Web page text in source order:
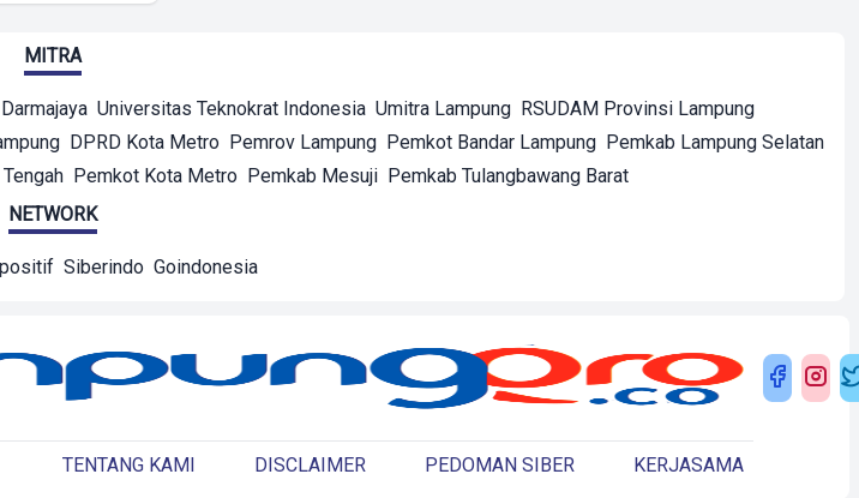
MITRA
Darmajaya Universitas Teknokrat Indonesia Umitra Lampung RSUDAM Provinsi Lampung
DPRD Kota Metro Pemrov Lampung Pemkot Bandar Lampung Pemkab Lampung Selatan
Pemkot Kota Metro Pemkab Mesuji Pemkab Tulangbawang Barat
NETWORK
Siberindo Goindonesia
TENTANG KAMI DISCLAIMER PEDOMAN SIBER KERJASAMA